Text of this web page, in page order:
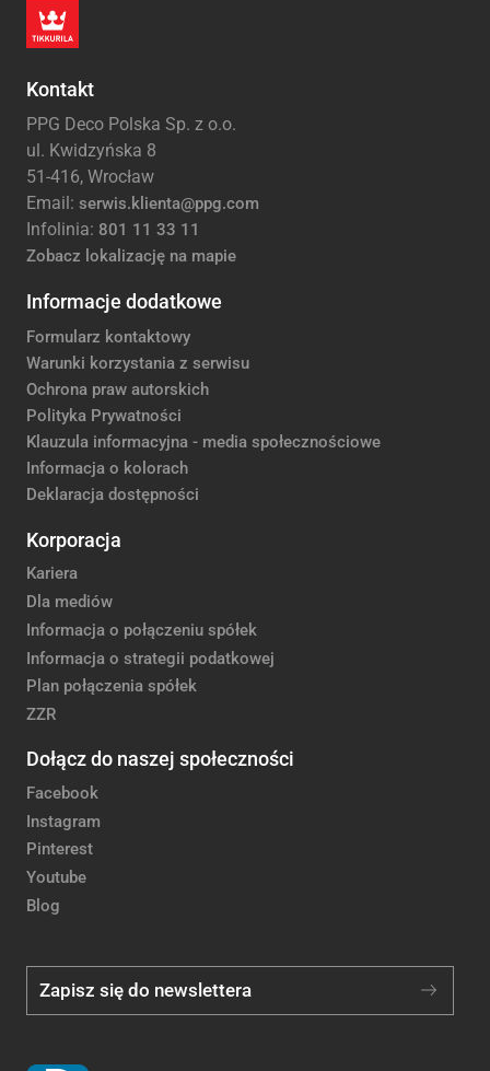
Kontakt
PPG Deco Polska Sp. z o.o.
ul. Kwidzyńska 8
51-416, Wrocław
Email: serwis.klienta@ppg.com
Infolinia: 801 11 33 11
Zobacz lokalizację na mapie
Informacje dodatkowe
Formularz kontaktowy
Warunki korzystania z serwisu
Ochrona praw autorskich
Polityka Prywatności
Klauzula informacyjna - media społecznościowe
Informacja o kolorach
Deklaracja dostępności
Korporacja
Kariera
Dla mediów
Informacja o połączeniu spółek
Informacja o strategii podatkowej
Plan połączenia spółek
ZZR
Dołącz do naszej społeczności
Facebook
Instagram
Pinterest
Youtube
Blog
Zapisz się do newslettera